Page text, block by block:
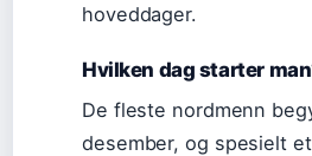
hoveddager.
Hvilken dag starter
De fleste nordmenn
desember, og spesielt